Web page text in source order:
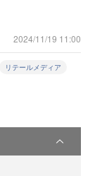
2024/11/19 11:00
リテールメディア